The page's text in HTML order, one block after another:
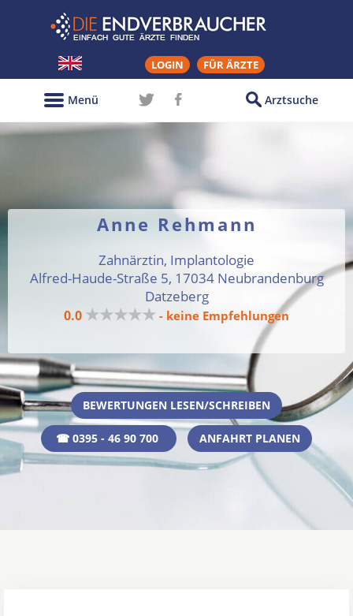
LOGIN FÜR ÄRZTE
Arztsuche
Menü
Anne Rehmann
Zahnärztin, Implantologie
Alfred-Haude-Straße 5, 17034 Neubrandenburg
Datzeberg
0.0 ★★★★★ - keine Empfehlungen
BEWERTUNGEN LESEN/SCHREIBEN
☎ 0395 - 46 90 700 ANFAHRT PLANEN